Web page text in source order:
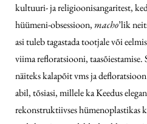
kultuuri- ja religioonisangaritest,
hüümeni-obsessioon, macho’lik
asi tuleb tagastada tootjale või
viima refloratsiooni, taasõies­tamise.
näiteks kalapõit vms ja
abil, tõsiasi, millele ka Keedus
rekonstruktiivses hümenoplastikas